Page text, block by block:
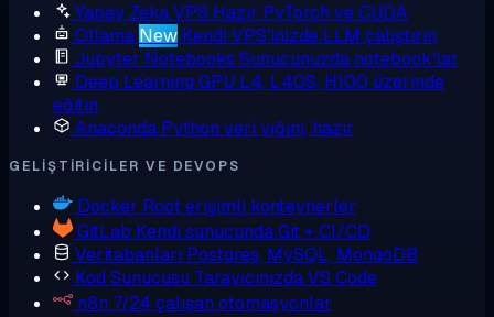
Yapay Zeka VPS Hazır PyTorch ve CUDA
Ollama New Kendi VPS'inizde LLM çalıştırın
Jupyter Notebooks Sunucunuzda notebook'lar
Deep Learning GPU L4, L40S, H100 üzerinde
eğitin
Anaconda Python veri yığını, hazır
GELIŞTIRICILER VE DEVOPS
Docker Root erişimli konteynerler
GitLab Kendi sunucunda Git + CI/CD
Veritabanları Postgres, MySQL, MongoDB
Kod Sunucusu Tarayıcınızda VS Code
n8n 7/24 çalışan otomasyonlar